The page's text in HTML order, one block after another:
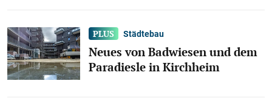
Städtebau
Neues von Badwiesen und dem
Paradiesle in Kirchheim